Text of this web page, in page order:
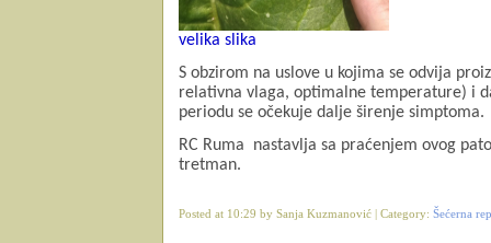
velika slika
S obzirom na uslove u kojima se odvija
relativna vlaga, optimalne temperature) i
periodu se očekuje dalje širenje simptoma.
RC Ruma
nastavlja sa praćenjem ovog
tretman.
Posted at 10:29 by Sanja Kuzmanović | Category: Šećerna